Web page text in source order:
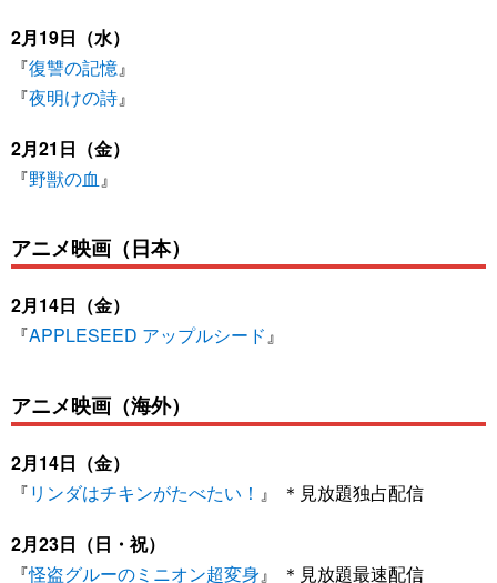
2月19日（水）
『復讐の記憶』
『夜明けの詩』
2月21日（金）
『野獣の血 』
アニメ映画（日本）
2月14日（金）
『APPLESEED アップルシード』
アニメ映画（海外）
2月14日（金）
『リンダはチキンがたべたい！ 』 ＊見放題独占配信
2月23日（日・祝）
『怪盗グルーのミニオン超変身』 ＊見放題最速配信